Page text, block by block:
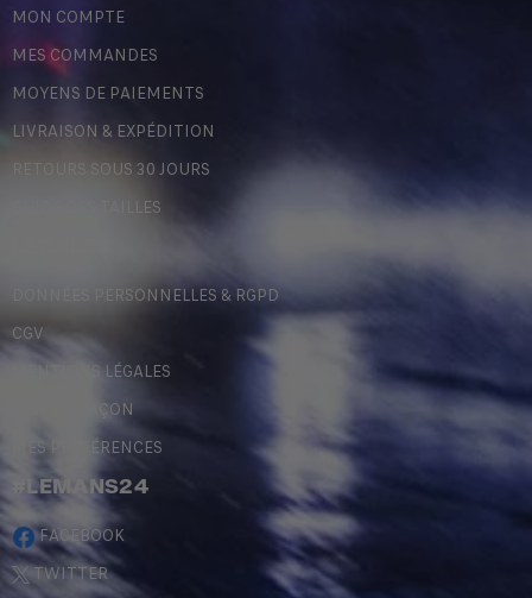
MON COMPTE
MES COMMANDES
MOYENS DE PAIEMENTS
LIVRAISON & EXPÉDITION
RETOURS SOUS 30 JOURS
GUIDE DES TAILLES
DONNÉES PERSONNELLES & RGPD
CGV
MENTIONS LÉGALES
CONTREFAÇON
MES PRÉFÉRENCES
#LEMANS24
FACEBOOK
TWITTER